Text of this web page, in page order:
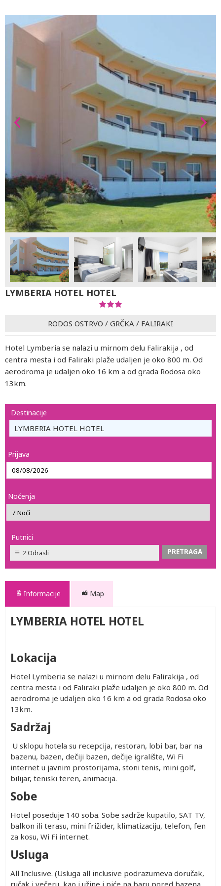
LYMBERIA HOTEL HOTEL
RODOS OSTRVO / GRČKA / FALIRAKI
Hotel Lymberia se nalazi u mirnom delu Falirakija , od
centra mesta i od Faliraki plaže udaljen je oko 800 m. Od
aerodroma je udaljen oko 16 km a od grada Rodosa oko
13km.
Destinacije
LYMBERIA HOTEL HOTEL
Prijava
Noćenja
Putnici
2 Odrasli
Informacije Map
LYMBERIA HOTEL HOTEL
Lokacija
Hotel Lymberia se nalazi u mirnom delu Falirakija , od
centra mesta i od Faliraki plaže udaljen je oko 800 m. Od
aerodroma je udaljen oko 16 km a od grada Rodosa oko
13km.
Sadržaj
U sklopu hotela su recepcija, restoran, lobi bar, bar na
bazenu, bazen, dečiji bazen, dečije igralište, Wi Fi
internet u javnim prostorijama, stoni tenis, mini golf,
bilijar, teniski teren, animacija.
Sobe
Hotel poseduje 140 soba. Sobe sadrže kupatilo, SAT TV,
balkon ili terasu, mini frižider, klimatizaciju, telefon, fen
za kosu, Wi Fi internet.
Usluga
All Inclusive. (Usluga all inclusive podrazumeva doručak,
ručak i večeru, kao i užine i piće na baru pored bazena.